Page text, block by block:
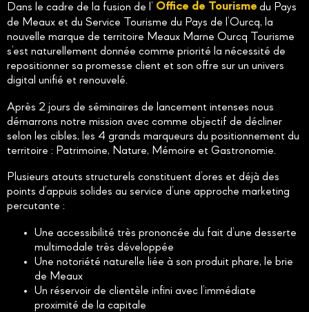
Dans le cadre de la fusion de l’ Office de Tourisme du Pays
de Meaux et du Service Tourisme du Pays de l’Ourcq, la
nouvelle marque de territoire Meaux Marne Ourcq Tourisme
s’est naturellement donnée comme priorité la nécessité de
repositionner sa promesse client et son offre sur un univers
digital unifié et renouvelé.
Après 2 jours de séminaires de lancement intenses nous
démarrons notre mission avec comme objectif de décliner
selon les cibles, les 4 grands marqueurs du positionnement du
territoire : Patrimoine, Nature, Mémoire et Gastronomie.
Plusieurs atouts structurels constituent d’ores et déjà des
points d’appuis solides au service d’une approche marketing
percutante :
Une accessibilité très prononcée du fait d’une desserte
multimodale très développée
Une notoriété naturelle liée à son produit phare, le brie
de Meaux
Un réservoir de clientèle infini avec l’immédiate
proximité de la capitale